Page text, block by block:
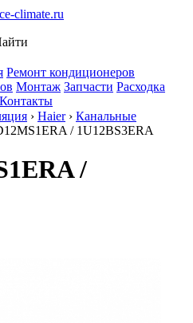
climate.ru
Ремонт кондиционеров
Монтаж Запчасти Расходка
Контакты
› Haier› Канальные
/ 1U12BS3ERA
/